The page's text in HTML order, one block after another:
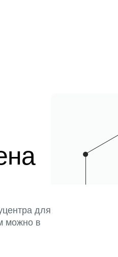
для
можно в